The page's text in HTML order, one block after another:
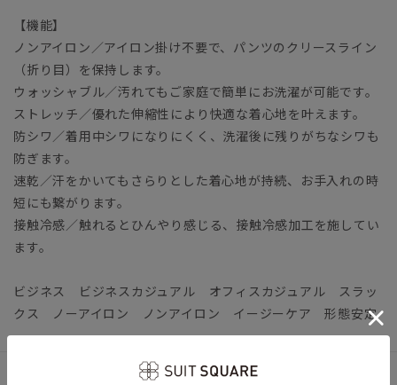
【機能】
ノンアイロン／アイロン掛け不要で、パンツのクリースライン
（折り目）を保持します。
ウォッシャブル／汚れてもご家庭で簡単にお洗濯が可能です。
ストレッチ／優れた伸縮性により快適な着心地を叶えます。
防シワ／着用中シワになりにくく、洗濯後に残りがちなシワも
防ぎます。
速乾／汗をかいてもさらりとした着心地が持続、お手入れの時
短にも繋がります。
接触冷感／触れるとひんやり感じる、接触冷感加工を施してい
ます。
ビジネス ビジネスカジュアル オフィスカジュアル スラッ
クス ノーアイロン ノンアイロン イージーケア 形態安定